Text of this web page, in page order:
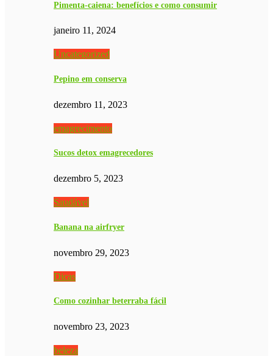
Pimenta-caiena: benefícios e como consumir
janeiro 11, 2024
Uncategorized
Pepino em conserva
dezembro 11, 2023
emagrecimento
Sucos detox emagrecedores
dezembro 5, 2023
Saudável
Banana na airfryer
novembro 29, 2023
Dicas
Como cozinhar beterraba fácil
novembro 23, 2023
beleza